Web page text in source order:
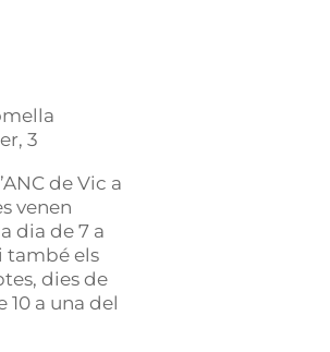
3
de Vic a
venen
dia de 7 a
també els
dies de
10 a una del